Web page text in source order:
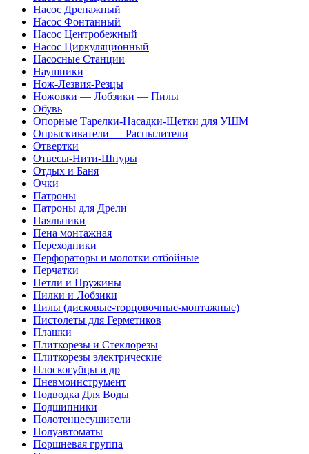
Насос Дренажный
Насос Фонтанный
Насос Центробежный
Насос Циркуляционный
Насосные Станции
Наушники
Нож-Лезвия-Резцы
Ножовки — Лобзики — Пилы
Обувь
Опорные Тарелки-Насадки-Щетки для УШМ
Опрыскиватели — Распылители
Отвертки
Отвесы-Нити-Шнуры
Отдых и Баня
Очки
Патроны
Патроны для Дрели
Паяльники
Пена монтажная
Переходники
Перфораторы и молотки отбойные
Перчатки
Петли и Пружины
Пилки и Лобзики
Пилы (дисковые-торцовочные-монтажные)
Пистолеты для Герметиков
Плашки
Плиткорезы и Стеклорезы
Плиткорезы электрические
Плоскогубцы и др
Пневмоинструмент
Подводка Для Воды
Подшипники
Полотенцесушители
Полуавтоматы
Поршневая группа